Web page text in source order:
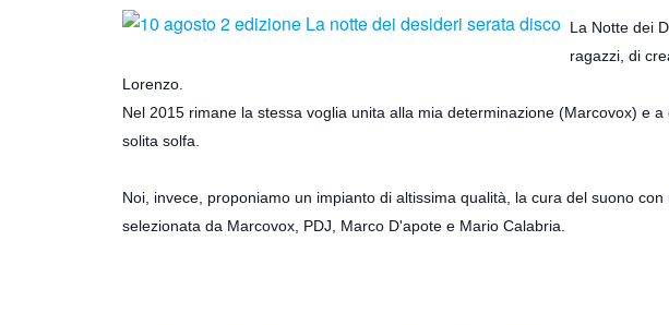
La Notte dei
ragazzi, di
Lorenzo.
Nel 2015 rimane la stessa voglia unita alla mia determinazione (Marcovox) e
solita solfa.
Noi, invece, proponiamo un impianto di altissima qualità, la cura del suono
selezionata da Marcovox , PDJ, Marco D'apote e Mario Calabria.